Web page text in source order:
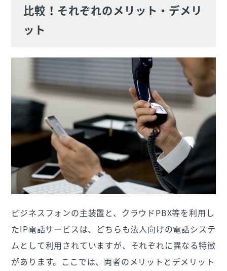
比較！それぞれのメリット・デメリ
ット
ビジネスフォンの主装置と、クラウドPBX等を利用し
たIP電話サービスは、どちらも法人向けの電話システ
ムとして利用されていますが、それぞれに異なる特徴
があります。ここでは、両者のメリットとデメリット